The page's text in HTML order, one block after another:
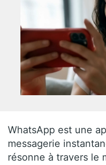
WhatsApp est une
messagerie
résonne à travers le